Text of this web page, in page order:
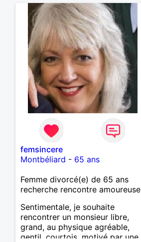
femsincere
Montbéliard - 65 ans
Femme divorcé(e) de 65 ans
recherche rencontre amoureuse
Sentimentale, je souhaite
rencontrer un monsieur libre,
grand, au physique agréable,
gentil, courtois, motivé par une